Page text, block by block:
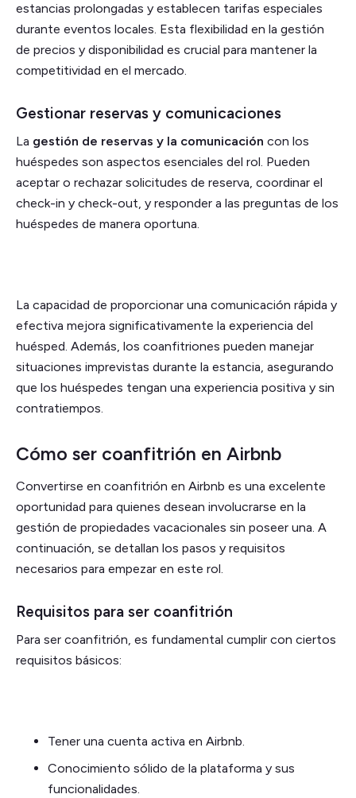
estancias prolongadas y establecen tarifas especiales
durante eventos locales. Esta flexibilidad en la gestión
de precios y disponibilidad es crucial para mantener la
competitividad en el mercado.
Gestionar reservas y comunicaciones
La gestión de reservas y la comunicación con los
huéspedes son aspectos esenciales del rol. Pueden
aceptar o rechazar solicitudes de reserva, coordinar el
check-in y check-out, y responder a las preguntas de los
huéspedes de manera oportuna.
La capacidad de proporcionar una comunicación rápida y
efectiva mejora significativamente la experiencia del
huésped. Además, los coanfitriones pueden manejar
situaciones imprevistas durante la estancia, asegurando
que los huéspedes tengan una experiencia positiva y sin
contratiempos.
Cómo ser coanfitrión en Airbnb
Convertirse en coanfitrión en Airbnb es una excelente
oportunidad para quienes desean involucrarse en la
gestión de propiedades vacacionales sin poseer una. A
continuación, se detallan los pasos y requisitos
necesarios para empezar en este rol.
Requisitos para ser coanfitrión
Para ser coanfitrión, es fundamental cumplir con ciertos
requisitos básicos:
Tener una cuenta activa en Airbnb.
Conocimiento sólido de la plataforma y sus
funcionalidades.